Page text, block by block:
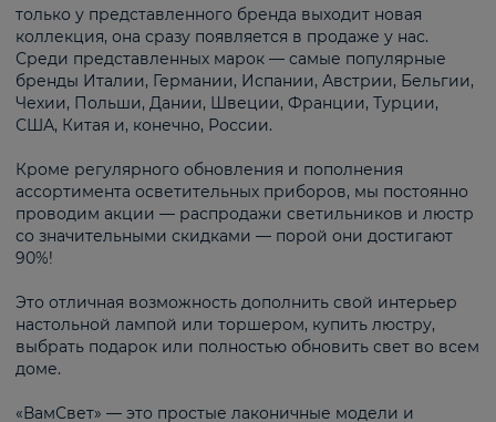
только у представленного бренда выходит новая
коллекция, она сразу появляется в продаже у нас.
Среди представленных марок — самые популярные
бренды Италии, Германии, Испании, Австрии, Бельгии,
Чехии, Польши, Дании, Швеции, Франции, Турции,
США, Китая и, конечно, России.
Кроме регулярного обновления и пополнения
ассортимента осветительных приборов, мы постоянно
проводим акции — распродажи светильников и люстр
со значительными скидками — порой они достигают
90%!
Это отличная возможность дополнить свой интерьер
настольной лампой или торшером, купить люстру,
выбрать подарок или полностью обновить свет во всем
доме.
«ВамСвет» — это простые лаконичные модели и